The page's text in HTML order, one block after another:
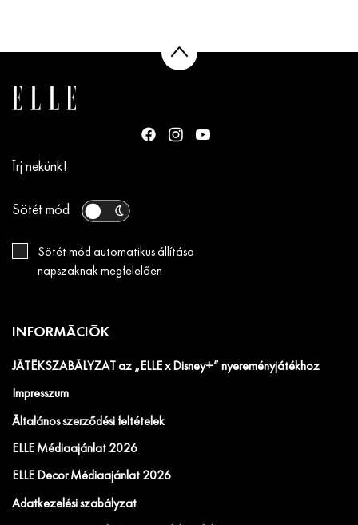
Írj nekünk!
Sötét mód
Sötét mód automatikus állítása
napszaknak megfelelően
INFORMÁCIÓK
JÁTÉKSZABÁLYZAT az „ELLE x Disney+” nyereményjátékhoz
Impresszum
Általános szerződési feltételek
ELLE Médiaajánlat 2026
ELLE Decor Médiaajánlat 2026
Adatkezelési szabályzat